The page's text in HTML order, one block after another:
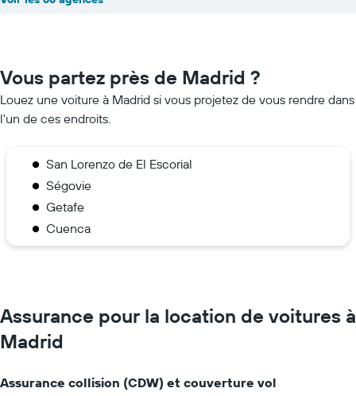
Vous partez près de Madrid ?
Louez une voiture à Madrid si vous projetez de vous rendre dans
l'un de ces endroits.
San Lorenzo de El Escorial
Ségovie
Getafe
Cuenca
Assurance pour la location de voitures à
Madrid
Assurance collision (CDW) et couverture vol